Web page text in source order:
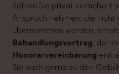
Sollten Sie privat versichert
Anspruch nehmen, die nicht
übernommen werden,
Behandlungsvertrag, der
Honorarvereinbarung
Sie auch gerne zu den